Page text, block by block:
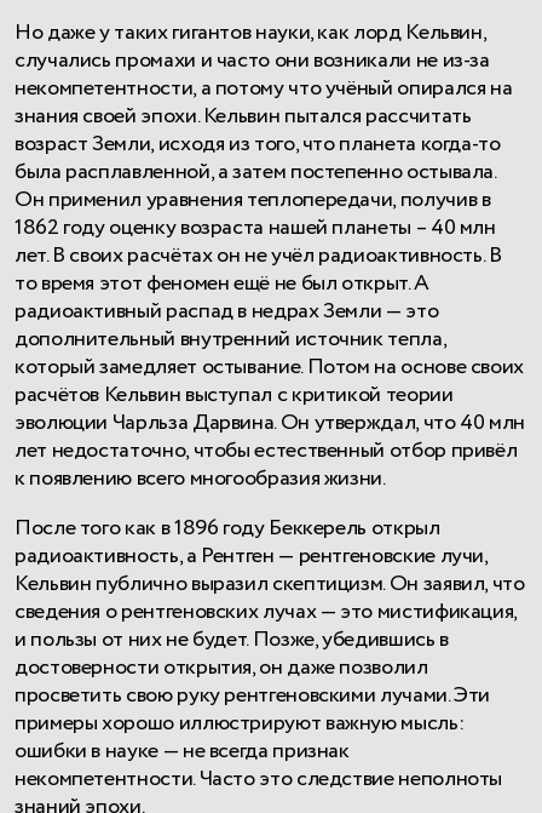
Но даже у таких гигантов науки, как лорд Кельвин,
случались промахи и часто они возникали не из-за
некомпетентности, а потому что учёный опирался на
знания своей эпохи. Кельвин пытался рассчитать
возраст Земли, исходя из того, что планета когда-то
была расплавленной, а затем постепенно остывала.
Он применил уравнения теплопередачи, получив в
1862 году оценку возраста нашей планеты – 40 млн
лет. В своих расчётах он не учёл радиоактивность. В
то время этот феномен ещё не был открыт. А
радиоактивный распад в недрах Земли — это
дополнительный внутренний источник тепла,
который замедляет остывание. Потом на основе своих
расчётов Кельвин выступал с критикой теории
эволюции Чарльза Дарвина. Он утверждал, что 40 млн
лет недостаточно, чтобы естественный отбор привёл
к появлению всего многообразия жизни.
После того как в 1896 году Беккерель открыл
радиоактивность, а Рентген — рентгеновские лучи,
Кельвин публично выразил скептицизм. Он заявил, что
сведения о рентгеновских лучах — это мистификация,
и пользы от них не будет. Позже, убедившись в
достоверности открытия, он даже позволил
просветить свою руку рентгеновскими лучами. Эти
примеры хорошо иллюстрируют важную мысль:
ошибки в науке — не всегда признак
некомпетентности. Часто это следствие неполноты